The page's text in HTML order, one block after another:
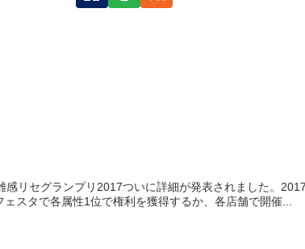
リセグランプリ2017ついに詳細が発表されました。
スタで各属性1位で権利を獲得するか、各店舗で開催...